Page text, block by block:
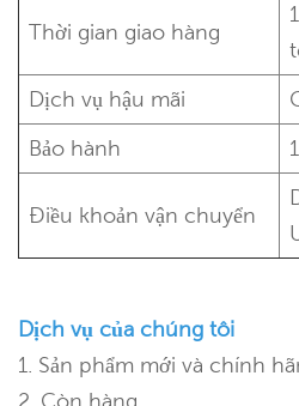
Thời gian giao hàng
Dịch vụ hậu mãi
Bảo hành
Điều khoản vận chuyển
Dịch vụ của chúng tôi
1. Sản phẩm mới và chính
2. Còn hàng